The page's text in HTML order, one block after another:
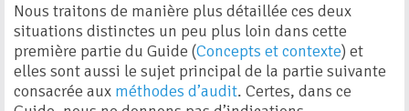
Nous traitons de manière plus détaillée ces deux
situations distinctes un peu plus loin dans cette
première partie du Guide (Concepts et contexte) et
elles sont aussi le sujet principal de la partie suivante
consacrée aux méthodes d’audit. Certes, dans ce